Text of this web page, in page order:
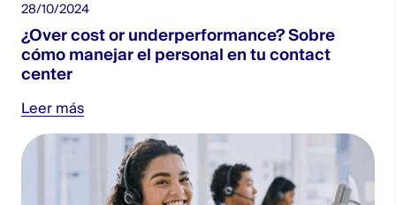
28/10/2024
¿Over cost or underperformance? Sobre
cómo manejar el personal en tu contact
center
Leer más